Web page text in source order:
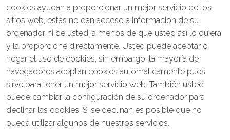
cookies ayudan a proporcionar un mejor servicio de los
sitios web, estás no dan acceso a información de su
ordenador ni de usted, a menos de que usted así lo quiera
y la proporcione directamente. Usted puede aceptar o
negar el uso de cookies, sin embargo, la mayoría de
navegadores aceptan cookies automáticamente pues
sirve para tener un mejor servicio web. También usted
puede cambiar la configuración de su ordenador para
declinar las cookies. Si se declinan es posible que no
pueda utilizar algunos de nuestros servicios.